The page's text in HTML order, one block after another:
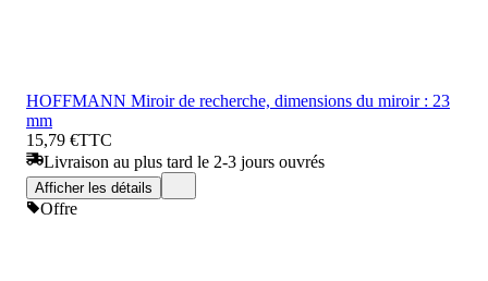
HOFFMANN Miroir de recherche, dimensions du miroir : 23
mm
15,79 €TTC
Livraison au plus tard le 2-3 jours ouvrés
Afficher les détails
Offre